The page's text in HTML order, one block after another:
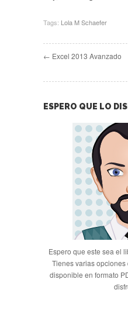
Tags: Lola M Schaefer
← Excel 2013 Avanzado
ESPERO QUE LO
Espero que este sea el
Tienes varias
disponible en formato